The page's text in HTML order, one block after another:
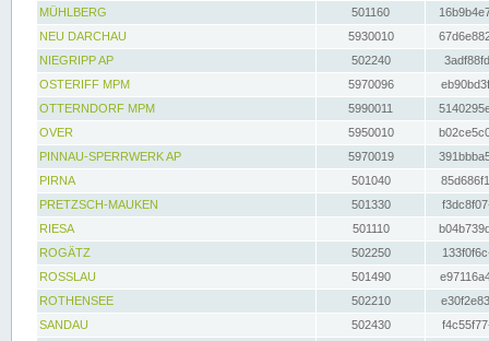
MÜHLBERG
501160
NEU DARCHAU
5930010
NIEGRIPP AP
502240
OSTERIFF MPM
5970096
OTTERNDORF MPM
5990011
OVER
5950010
PINNAU-SPERRWERK AP
5970019
PIRNA
501040
PRETZSCH-MAUKEN
501330
RIESA
501110
ROGÄTZ
502250
ROSSLAU
501490
ROTHENSEE
502210
SANDAU
502430